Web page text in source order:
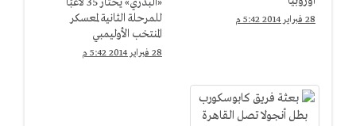
28 فبراير 2014 5:42 م
للمرحلة الثانية لمعسكر
المنتخب الأوليمبي
28 فبراير 2014 5:42 م